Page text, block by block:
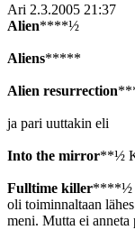
Ari 2.3.2005 21:37
Alien****½
Aliens*****
Alien resurrection
ja pari uuttakin eli
Into the mirror**½
Fulltime killer****½
oli toiminnaltaan
meni. Mutta ei